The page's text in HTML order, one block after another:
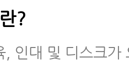
증상
가진단(SLR테스트)
?
, 인대 및 디스크가